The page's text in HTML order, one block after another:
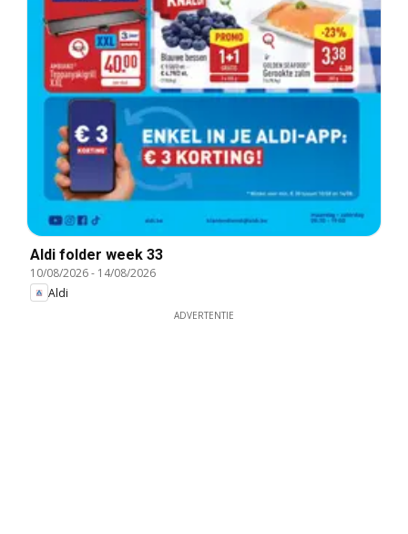
Aldi folder week 33
10/08/2026- 14/08/2026
Aldi
ADVERTENTIE